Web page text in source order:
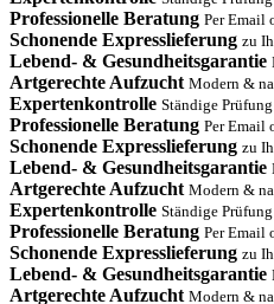
Professionelle Beratung Per Email
Schonende Expresslieferung zu
Lebend- & Gesundheitsgarantie
Artgerechte Aufzucht Modern &
Expertenkontrolle Ständige
Professionelle Beratung Per Email
Schonende Expresslieferung zu
Lebend- & Gesundheitsgarantie
Artgerechte Aufzucht Modern &
Expertenkontrolle Ständige
Professionelle Beratung Per Email
Schonende Expresslieferung zu
Lebend- & Gesundheitsgarantie
Artgerechte Aufzucht Modern &